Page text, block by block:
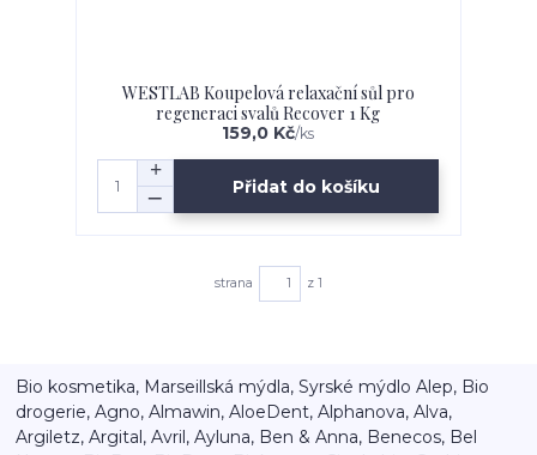
WESTLAB Koupelová relaxační sůl pro
regeneraci svalů Recover 1 Kg
159,0 Kč/ks
Přidat do košíku
strana z 1
Bio kosmetika, Marseillská mýdla, Syrské mýdlo Alep, Bio
drogerie, Agno, Almawin, AloeDent, Alphanova, Alva,
Argiletz, Argital, Avril, Ayluna, Ben & Anna, Benecos, Bel